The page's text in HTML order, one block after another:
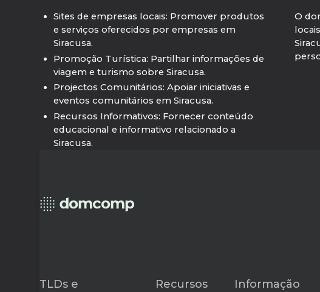
Sites de empresas locais: Promover produtos
e serviços oferecidos por empresas em
Siracusa.
Promoção Turística: Partilhar informações de
viagem e turismo sobre Siracusa.
Projectos Comunitários: Apoiar iniciativas e
eventos comunitários em Siracusa.
Recursos Informativos: Fornecer conteúdo
educacional e informativo relacionado a
Siracusa.
O
TLDs e
Recursos Informação